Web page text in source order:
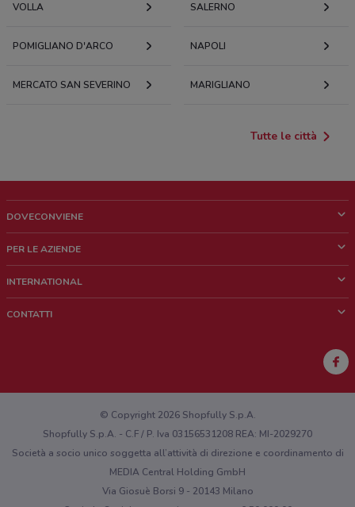
VOLLA SALERNO
POMIGLIANO D'ARCO NAPOLI
MERCATO SAN SEVERINO MARIGLIANO
Tutte le città
DOVECONVIENE
Chi siamo
Lavora con noi
PER LE AZIENDE
Richieste commerciali e marketing
INTERNATIONAL
CONTATTI
Hai un malfunzionamento sul web o sull'app?
© Copyright 2026 Shopfully S.p.A.
Shopfully S.p.A. - C.F / P. Iva 03156531208 REA: MI-2029270
Società a socio unico soggetta all’attività di direzione e coordinamento di
MEDIA Central Holding GmbH
Via Giosuè Borsi 9 - 20143 Milano